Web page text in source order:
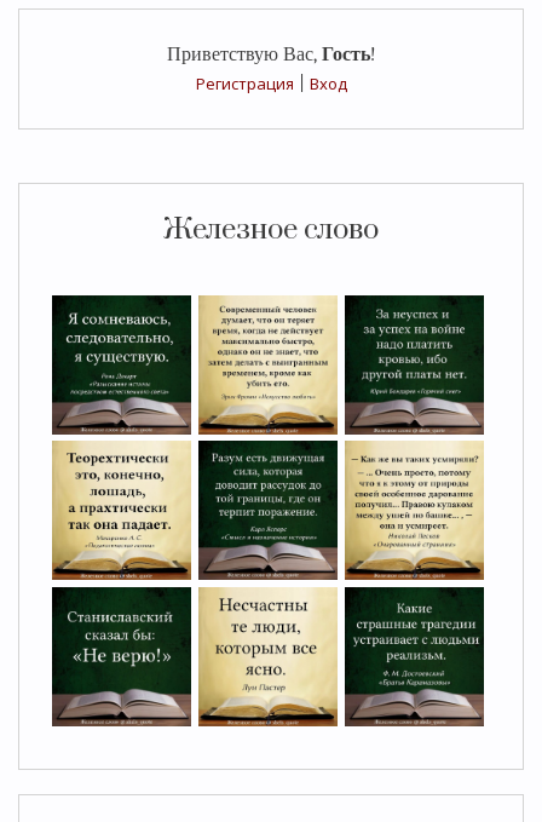
Приветствую Вас, Гость!
Регистрация
Вход
Железное слово